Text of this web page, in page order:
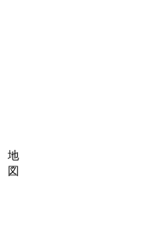
地
図